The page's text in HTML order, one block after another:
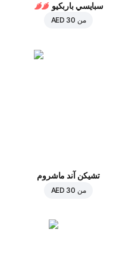
سبايسي باربكيو
من AED 30
تشيكن آند ماشروم
من AED 30